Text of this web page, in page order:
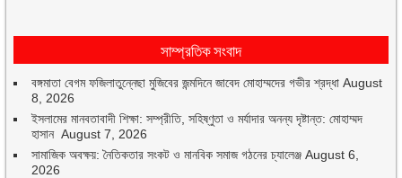
সাম্প্রতিক সংবাদ
বঙ্গমাতা বেগম ফজিলাতুন্নেছা মুজিবের জন্মদিনে জাবেদ মোহাম্মদের গভীর শ্রদ্ধা August
8, 2026
ইসলামের মানবতাবাদী শিক্ষা: সম্প্রীতি, সহিষ্ণুতা ও মর্যাদার অনন্য দৃষ্টান্ত: মোহাম্মদ
হাসান August 7, 2026
সামাজিক অবক্ষয়: নৈতিকতার সংকট ও মানবিক সমাজ গঠনের চ্যালেঞ্জ August 6,
2026